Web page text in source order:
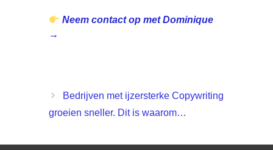
Neem contact op met Dominique
→
Bedrijven met ijzersterke Copywriting
groeien sneller. Dit is waarom…